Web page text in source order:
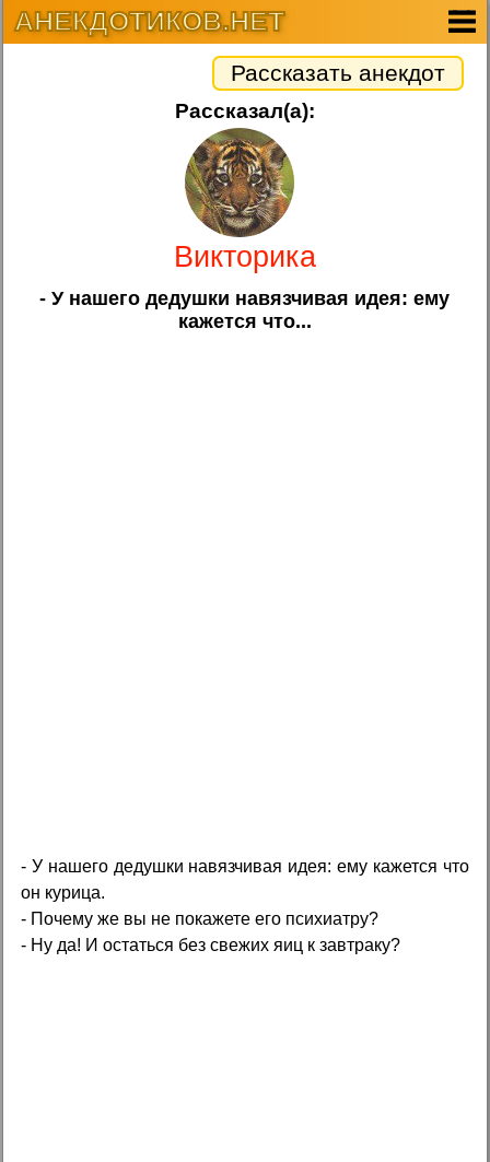
АНЕКДОТИКОВ.НЕТ
Рассказать анекдот
Рассказал(а):
Викторика
- У нашего дедушки навязчивая идея: ему
кажется что...
- У нашего дедушки навязчивая идея: ему кажется что
он курица.
- Почему же вы не покажете его психиатру?
- Ну да! И остаться без свежих яиц к завтраку?